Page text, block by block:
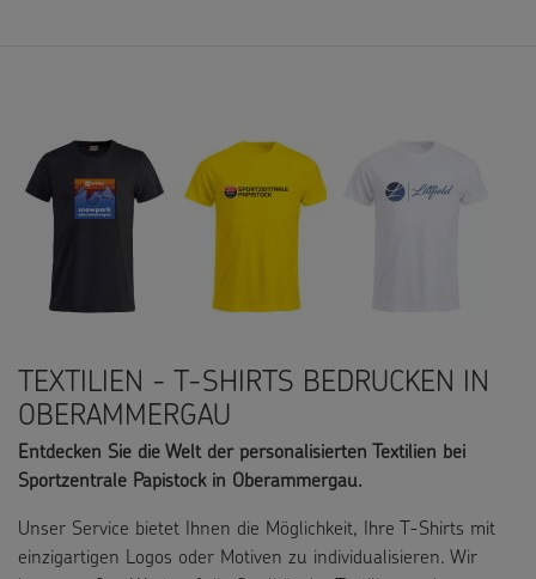
TEXTILIEN - T-SHIRTS BEDRUCKEN IN
OBERAMMERGAU
Entdecken Sie die Welt der personalisierten Textilien bei
Sportzentrale Papistock in Oberammergau.
Unser Service bietet Ihnen die Möglichkeit, Ihre T-Shirts mit
einzigartigen Logos oder Motiven zu individualisieren. Wir